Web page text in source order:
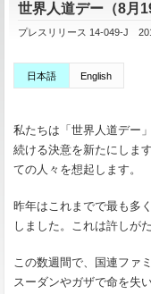
世界人道デー（8月
プレスリリース 14-049-J
日本語 English
私たちは「世界人道デー
続ける決意を新たにしま
ての人々を想起します。
昨年はこれまでで最も多
しました。これは許しが
この数週間で、国連ファ
スーダンやガザで命を失